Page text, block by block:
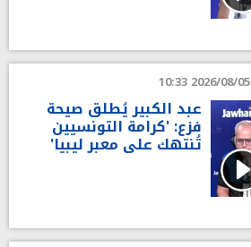
2026/08/05 10:33
عبد الكبير يُطلق صيحة
فزع: 'كرامة التونسيين
تُنتهك على معبر ليبيا'